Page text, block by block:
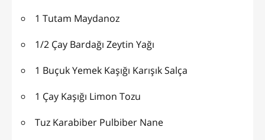
1 Tutam Maydanoz
1/2 Çay Bardağı Zeytin Yağı
1 Buçuk Yemek Kaşığı Karışık Salça
1 Çay Kaşığı Limon Tozu
Tuz Karabiber Pulbiber Nane